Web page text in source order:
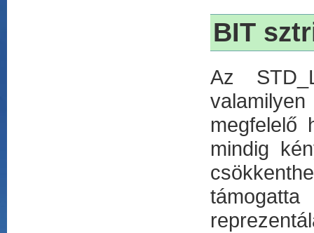
BIT
Az
megfelelő
mindig